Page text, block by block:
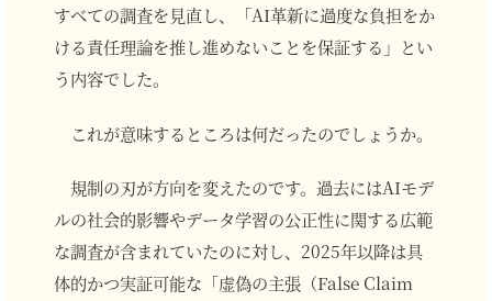
すべての調査を見直し、「AI革新に過度な負担をか
ける責任理論を推し進めないことを保証する」とい
う内容でした。
これが意味するところは何だったのでしょうか。
規制の刃が方向を変えたのです。過去にはAIモデ
ルの社会的影響やデータ学習の公正性に関する広範
な調査が含まれていたのに対し、2025年以降は具
体的かつ実証可能な「虚偽の主張（False Claim